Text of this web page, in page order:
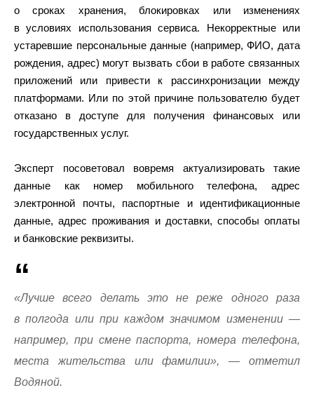
о сроках хранения, блокировках или изменениях
в условиях использования сервиса. Некорректные или
устаревшие персональные данные (например, ФИО, дата
рождения, адрес) могут вызвать сбои в работе связанных
приложений или привести к рассинхронизации между
платформами. Или по этой причине пользователю будет
отказано в доступе для получения финансовых или
государственных услуг.
Эксперт посоветовал вовремя актуализировать такие
данные как номер мобильного телефона, адрес
электронной почты, паспортные и идентификационные
данные, адрес проживания и доставки, способы оплаты
и банковские реквизиты.
«Лучше всего делать это не реже одного раза
в полгода или при каждом значимом изменении —
например, при смене паспорта, номера телефона,
места жительства или фамилии», — отметил
Водяной.